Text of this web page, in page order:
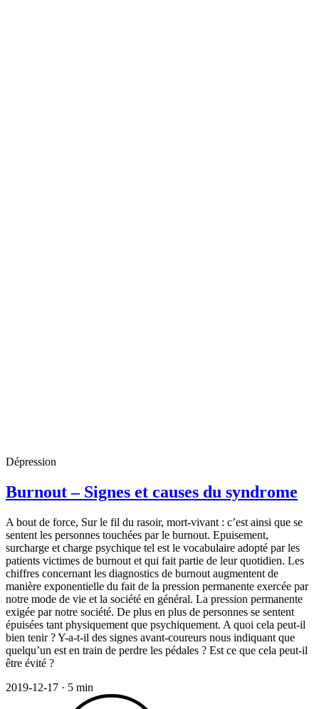
Dépression
Burnout – Signes et causes du syndrome
A bout de force, Sur le fil du rasoir, mort-vivant : c’est ainsi que se
sentent les personnes touchées par le burnout. Epuisement,
surcharge et charge psychique tel est le vocabulaire adopté par les
patients victimes de burnout et qui fait partie de leur quotidien. Les
chiffres concernant les diagnostics de burnout augmentent de
manière exponentielle du fait de la pression permanente exercée par
notre mode de vie et la société en général. La pression permanente
exigée par notre société. De plus en plus de personnes se sentent
épuisées tant physiquement que psychiquement. A quoi cela peut-il
bien tenir ? Y-a-t-il des signes avant-coureurs nous indiquant que
quelqu’un est en train de perdre les pédales ? Est ce que cela peut-il
être évité ?
2019-12-17 · 5 min